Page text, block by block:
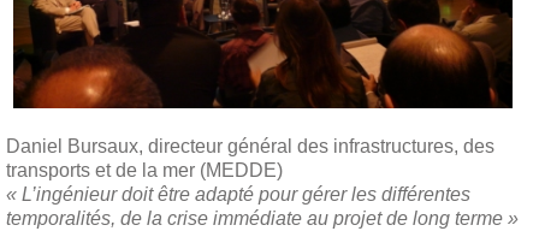
Daniel Bursaux, directeur général des infrastructures, des
transports et de la mer (MEDDE)
« L’ingénieur doit être adapté pour gérer les différentes
temporalités, de la crise immédiate au projet de long terme »